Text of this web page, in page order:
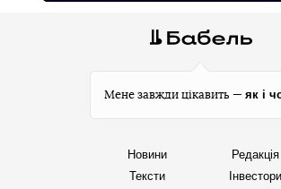
Мене завжди цікавить — як і
Новини
Тексти
Редакція
Інвестори